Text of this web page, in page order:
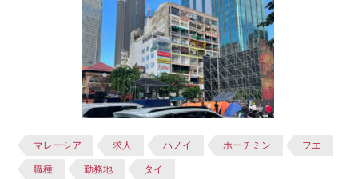
マレーシア 求人 ハノイ ホーチミン フエ
職種 勤務地 タイ